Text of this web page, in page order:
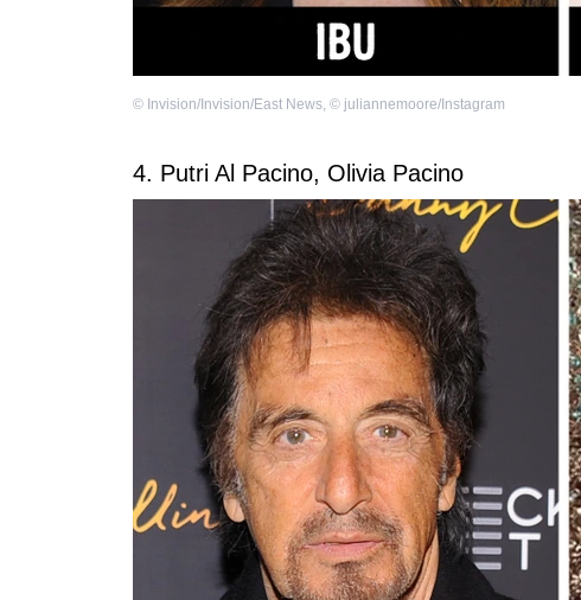
© Invision/Invision/East News, © juliannemoore/Instagram
4. Putri Al Pacino, Olivia Pacino